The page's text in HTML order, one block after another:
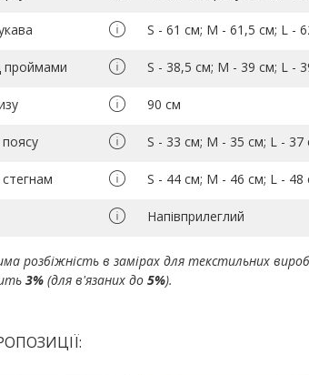
S - 61 см; M - 61,5 см; L -
проймами S - 38,5 см; M - 39 см; L -
90 см
S - 33 см; M - 35 см; L - 37
S - 44 см; M - 46 см; L - 48
Напівприлеглий
розбіжність в замірах для текстильних
3% (для в'язаних до 5%).